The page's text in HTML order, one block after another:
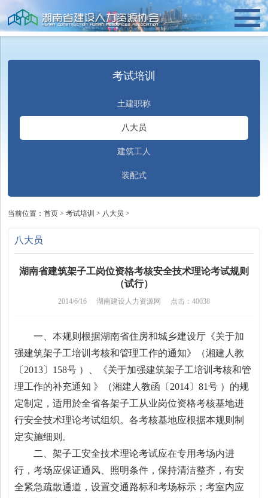
考试培训
土建职称
八大员
建筑工人
装配式
当前位置：首页 >考试培训 > 八大员 >
八大员
湖南省建筑架子工岗位资格考核安全技术理论考试规则
（试行）
2014/6/16 湖南建设人力资源网 点击：40038
一、本规则根据湖南省住房和城乡建设厅《关于加
强建筑架子工培训考核和管理工作的通知》（湘建人教
〔2013〕158号 ）、《关于加强建筑架子工培训考核和管
理工作的补充通知 》（湘建人教函〔2014〕81号 ）的规
定制定，适用於全省各架子工从业岗位资格考核基地进
行安全技术理论考试组织。各考核基地应根据本规则制
定实施细则。
二、架子工安全技术理论考试应在专用考场内进
行，考场应保证通风、照明条件，保持清洁整齐，有安
全紧急疏散通道，设置交通路标和考场标示；考室内应